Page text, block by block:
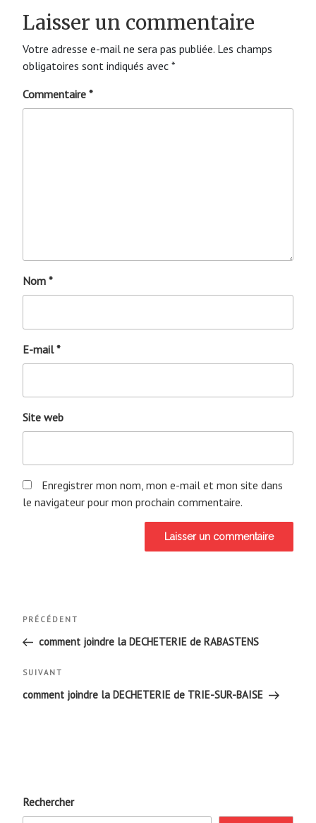
Laisser un commentaire
Votre adresse e-mail ne sera pas publiée. Les champs
obligatoires sont indiqués avec *
Commentaire *
Nom *
E-mail*
Site web
Enregistrer mon nom, mon e-mail et mon site dans
le navigateur pour mon prochain commentaire.
Navigation
de
l’article
Article
précédent
PRÉCÉDENT
comment joindre la DECHETERIE de RABASTENS
Article
suivant
SUIVANT
comment joindre la DECHETERIE de TRIE-SUR-BAISE
Rechercher